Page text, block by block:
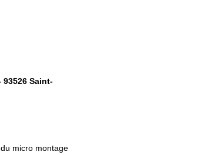
93526 Saint-
micro montage